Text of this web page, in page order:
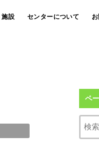
施設 センターについて
ペ